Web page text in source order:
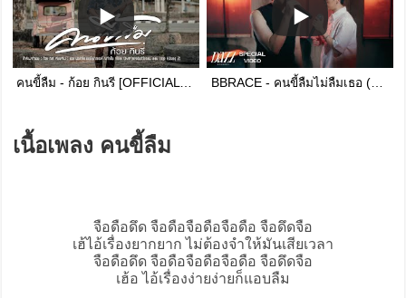
คนขี้ลืม - ก้อย กินรี [OFFICIAL MV] BBRACE - คนขี้ลืมไม่ลืมเธอ (Forgetful) (Original by KAT PAT) | Special Video
เนื้อเพลง คนขี้ลืม
จือดือดึด จือดือจือดือจือดือ จือดึดจือ
เฮ้ไอ้เรื่องยากยาก ไม่ต้องจำให้มันเสียเวลา
จือดือดึด จือดือจือดือจือดือ จือดึดจือ
เฮ้อ ไอ้เรื่องง่ายง่ายก็แอบลืม